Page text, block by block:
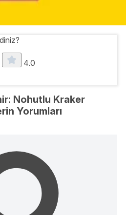
4.0
Nohutlu Kraker
Yorumları